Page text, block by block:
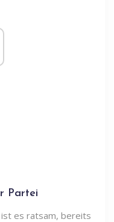
Partei
ist es ratsam, bereits